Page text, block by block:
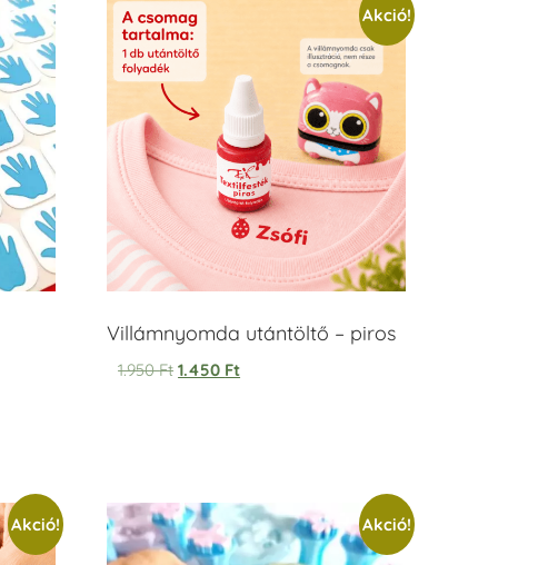
Akció!
Villámnyomda utántöltő – piros
1.950Ft 1.450 Ft
Akció! Akció!